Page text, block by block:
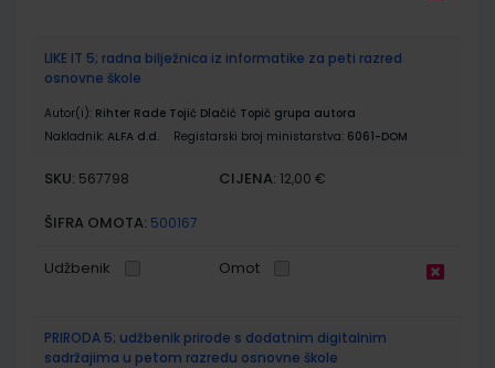
LIKE IT 5; radna bilježnica iz informatike za peti razred
osnovne škole
Autor(i): Rihter Rade Tojić Dlačić Topić grupa autora
Nakladnik: ALFA d.d. Registarski broj ministarstva: 6061-DOM
SKU: 567798 CIJENA: 12,00 €
ŠIFRA OMOTA: 500167
Udžbenik Omot
PRIRODA 5; udžbenik prirode s dodatnim digitalnim
sadržajima u petom razredu osnovne škole